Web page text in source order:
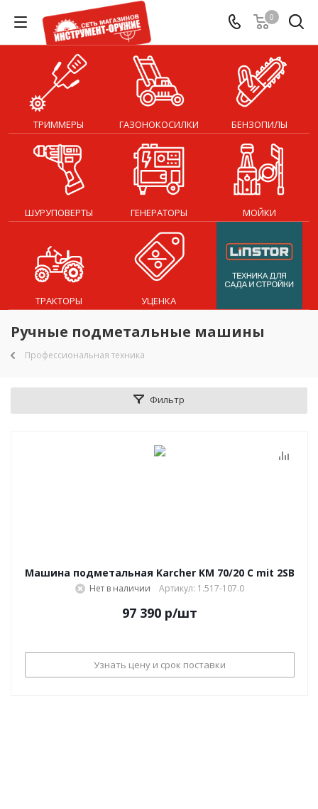
0
ТРИММЕРЫ ГАЗОНОКОСИЛКИ БЕНЗОПИЛЫ
ШУРУПОВЕРТЫ ГЕНЕРАТОРЫ МОЙКИ
ТРАКТОРЫ УЦЕНКА
Ручные подметальные машины
Профессиональная техника
Фильтр
Машина подметальная Karcher KM 70/20 C mit 2SB
Нет в наличии Артикул: 1.517-107.0
97 390 р/шт
Узнать цену и срок поставки